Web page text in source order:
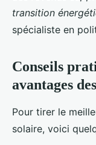
transition
spécialiste en
Conseils
avantages
Pour tirer le
solaire, voici